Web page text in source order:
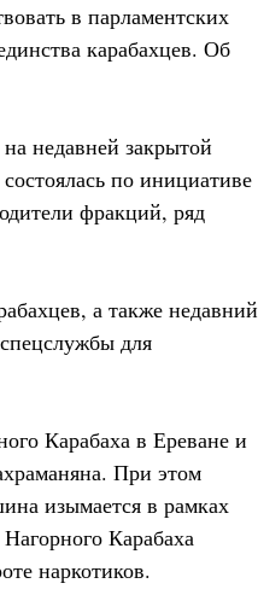
в парламентских
карабахцев. Об
недавней закрытой
по инициативе
фракций, ряд
а также недавний
для
Карабаха в Ереване и
При этом
изымается в рамках
Карабаха
наркотиков.